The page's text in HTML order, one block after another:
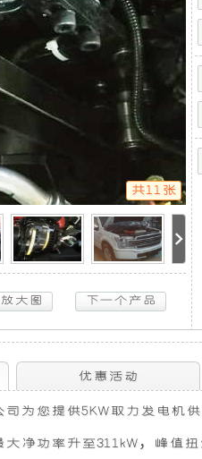
静
音
发
组
用
全
新
共11张
优惠活动
为您提供5KW取力发电机
净功率升至311kW，峰值